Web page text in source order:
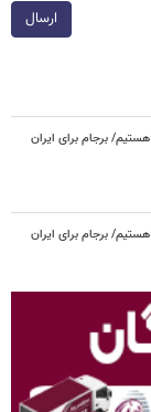
ارسال
برجام برای ایران
برجام برای ایران